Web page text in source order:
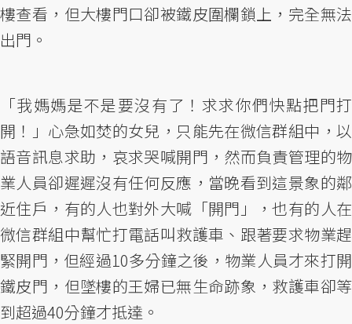
樓查看，但大樓門口卻被鐵皮圍欄鎖上，完全無法
出門。
「我媽媽是不是要沒有了！求求你們快點把門打
開！」心急如焚的女兒，只能先在微信群組中，以
語音訊息求助，哀求哭喊開門，然而負責管理的物
業人員卻遲遲沒有任何反應，當晚看到這景象的鄰
近住戶，有的人也對外大喊「開門」，也有的人在
微信群組中幫忙打電話叫救護車、跟著要求物業趕
緊開門，但經過10多分鐘之後，物業人員才來打開
鐵皮門，但墜樓的王婦已無生命跡象，救護車卻等
到超過40分鐘才抵達。